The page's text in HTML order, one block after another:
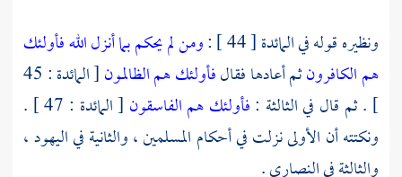
ونظيره قوله في المائدة [ 44 ] :
ومن لم يحكم بما أنزل الله فأولئك
هم الكافرونثم أعادها فقالفأولئك هم الظالمون
[ المائدة : 45
] . ثم قال في الثالثة :فأولئك هم الفاسقون
[ المائدة : 47 ] .
ونكتته أن الأولى نزلت في أحكام المسلمين ، والثانية فياليهود ،
والثالثة فيالنصارى.